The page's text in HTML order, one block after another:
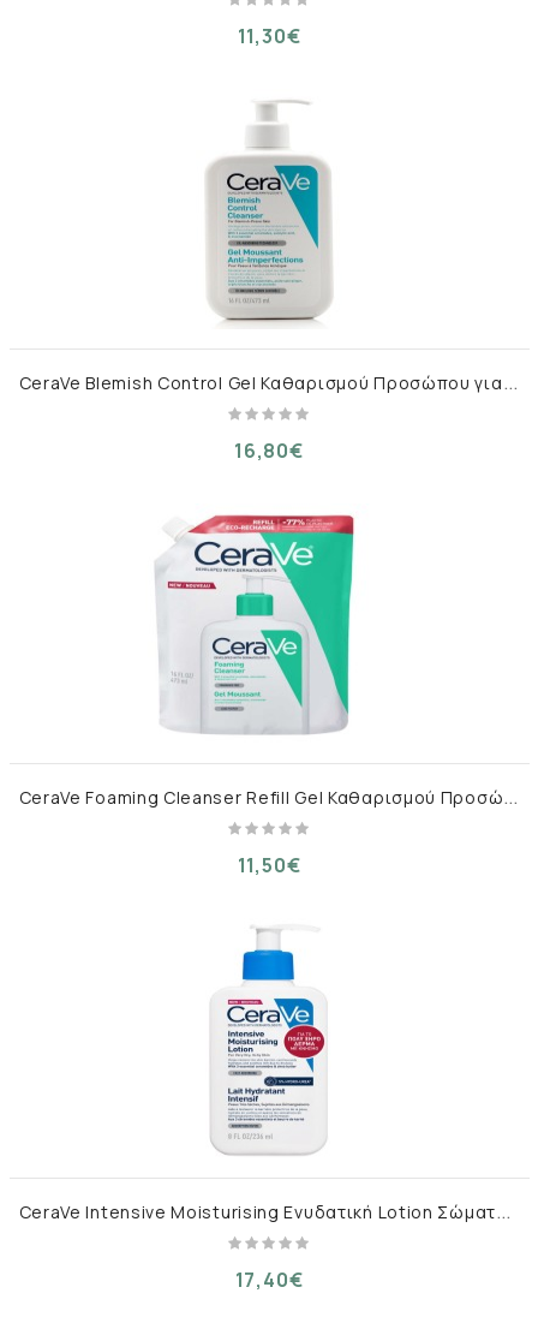
11,30€
C
eraVe Blemish Control Gel Καθαρισμού Προσώπου για Ακνεϊκές Επιδερμίδες 473ml
16,80€
C
eraVe Foaming Cleanser Refill Gel Καθαρισμού Προσώπου για Κανονική έως Λιπαρή Επιδερμίδα – 473 ml
11,50€
C
eraVe Intensive Moisturising Ενυδατική Lotion Σώματος με Ουρία για Ξηρές/Πολύ Ξηρές & Ευαίσθητες Επιδερμίδες – 236 ml
17,40€